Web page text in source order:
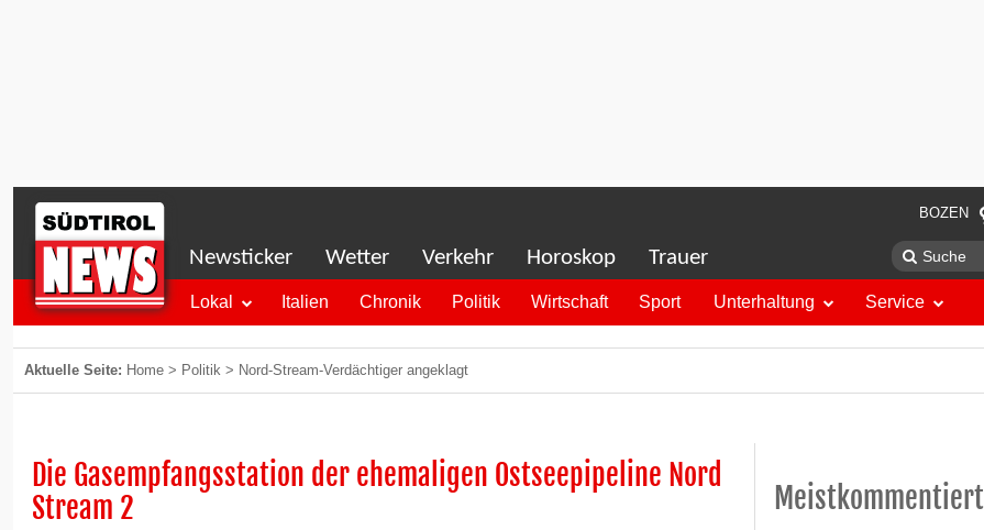
BOZEN
Newsticker Wetter Verkehr Horoskop Trauer
Lokal Italien Chronik Politik Wirtschaft Sport Unterhaltung Service
Aktuelle Seite: Home > Politik > Nord-Stream-Verdächtiger angeklagt
Die Gasempfangsstation der ehemaligen Ostseepipeline Nord
Stream 2
Meistkommentiert